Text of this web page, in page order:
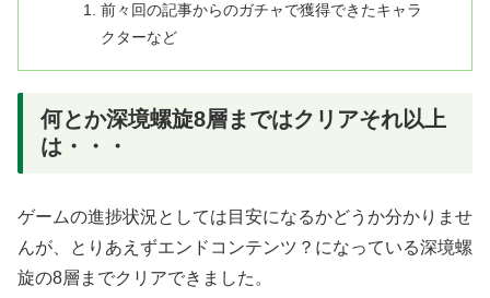
前々回の記事からのガチャで獲得できたキャラ
クターなど
何とか深境螺旋8層まではクリアそれ以上
は・・・
ゲームの進捗状況としては目安になるかどうか分かりませ
んが、とりあえずエンドコンテンツ？になっている深境螺
旋の8層までクリアできました。